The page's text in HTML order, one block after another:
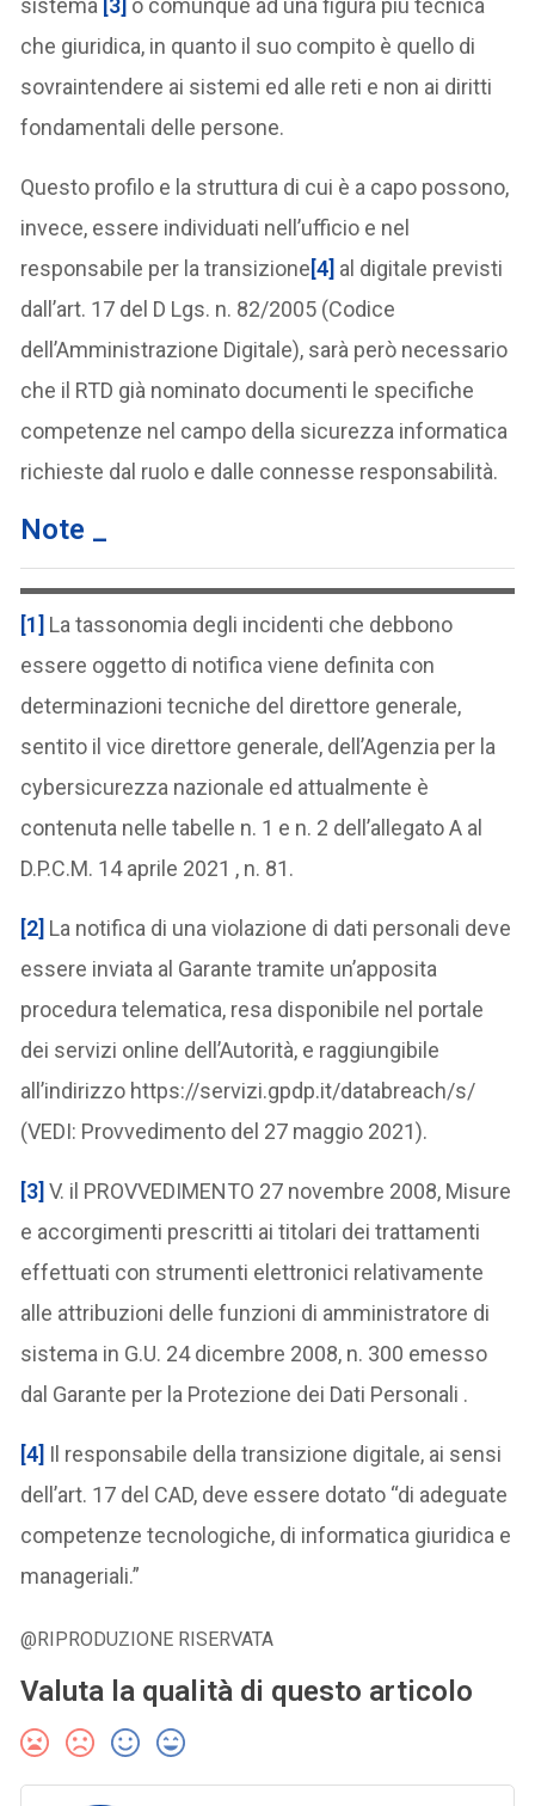
sistema [3] o comunque ad una figura più tecnica
che giuridica, in quanto il suo compito è quello di
sovraintendere ai sistemi ed alle reti e non ai diritti
fondamentali delle persone.
Questo profilo e la struttura di cui è a capo possono,
invece, essere individuati nell’ufficio e nel
responsabile per la transizione[4] al digitale previsti
dall’art. 17 del D Lgs. n. 82/2005 (Codice
dell’Amministrazione Digitale), sarà però necessario
che il RTD già nominato documenti le specifiche
competenze nel campo della sicurezza informatica
richieste dal ruolo e dalle connesse responsabilità.
Note _
[1] La tassonomia degli incidenti che debbono
essere oggetto di notifica viene definita con
determinazioni tecniche del direttore generale,
sentito il vice direttore generale, dell’Agenzia per la
cybersicurezza nazionale ed attualmente è
contenuta nelle tabelle n. 1 e n. 2 dell’allegato A al
D.P.C.M. 14 aprile 2021 , n. 81.
[2] La notifica di una violazione di dati personali deve
essere inviata al Garante tramite un’apposita
procedura telematica, resa disponibile nel portale
dei servizi online dell’Autorità, e raggiungibile
all’indirizzo https://servizi.gpdp.it/databreach/s/
(VEDI: Provvedimento del 27 maggio 2021).
[3] V. il PROVVEDIMENTO 27 novembre 2008, Misure
e accorgimenti prescritti ai titolari dei trattamenti
effettuati con strumenti elettronici relativamente
alle attribuzioni delle funzioni di amministratore di
sistema in G.U. 24 dicembre 2008, n. 300 emesso
dal Garante per la Protezione dei Dati Personali .
[4] Il responsabile della transizione digitale, ai sensi
dell’art. 17 del CAD, deve essere dotato “di adeguate
competenze tecnologiche, di informatica giuridica e
manageriali.”
@RIPRODUZIONE RISERVATA
Valuta la qualità di questo articolo